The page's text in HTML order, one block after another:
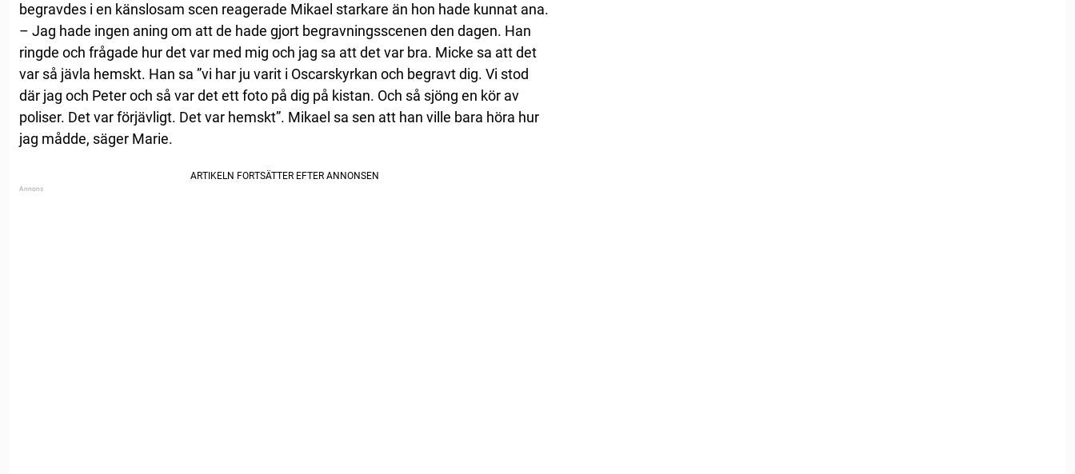
begravdes i en känslosam scen reagerade Mikael starkare än hon hade kunnat ana.
– Jag hade ingen aning om att de hade gjort begravningsscenen den dagen. Han
ringde och frågade hur det var med mig och jag sa att det var bra. Micke sa att det
var så jävla hemskt. Han sa ”vi har ju varit i Oscarskyrkan och begravt dig. Vi stod
där jag och Peter och så var det ett foto på dig på kistan. Och så sjöng en kör av
poliser. Det var förjävligt. Det var hemskt”. Mikael sa sen att han ville bara höra hur
jag mådde, säger Marie.